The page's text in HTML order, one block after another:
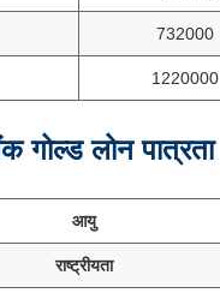
732000
1220000
गोल्ड लोन पात्रता
आयु
राष्ट्रीयता